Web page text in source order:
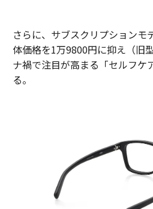
さらに、サブスクリプションモ
体価格を1万9800円に抑え（旧
ナ禍で注目が高まる「セルフケ
る。